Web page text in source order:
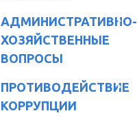
АДМИНИСТРАТИВНО-
ХОЗЯЙСТВЕННЫЕ
ВОПРОСЫ
ПРОТИВОДЕЙСТВИЕ
КОРРУПЦИИ